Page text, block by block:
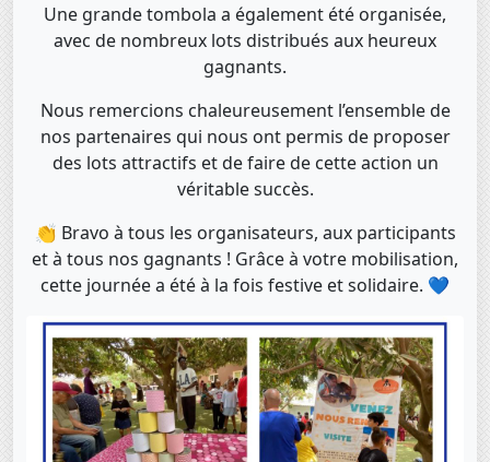
Une grande tombola a également été organisée,
avec de nombreux lots distribués aux heureux
gagnants.
Nous remercions chaleureusement l’ensemble de
nos partenaires qui nous ont permis de proposer
des lots attractifs et de faire de cette action un
véritable succès.
👏 Bravo à tous les organisateurs, aux participants
et à tous nos gagnants ! Grâce à votre mobilisation,
cette journée a été à la fois festive et solidaire. 💙